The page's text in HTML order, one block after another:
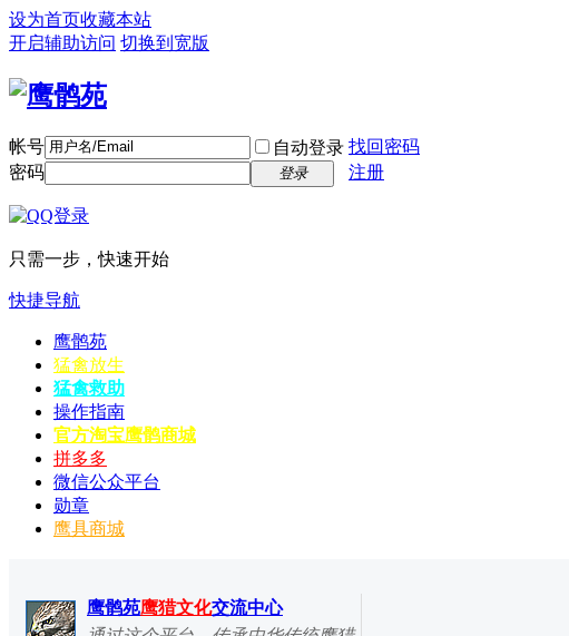
设为首页收藏本站
开启辅助访问 切换到宽版
帐号 自动登录 找回密码
密码
登录 注册
只需一步，快速开始
快捷导航
鹰鹘苑
猛禽放生
猛禽救助
操作指南
官方淘宝鹰鹘商城
拼多多
微信公众平台
勋章
鹰具商城
鹰鹘苑鹰猎文化交流中心